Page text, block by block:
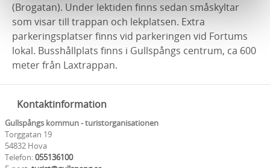
(Brogatan). Under lektiden finns sedan småskyltar
som visar till trappan och lekplatsen. Extra
parkeringsplatser finns vid parkeringen vid Fortums
lokal. Busshållplats finns i Gullspångs centrum, ca 600
meter från Laxtrappan.
Kontaktinformation
Gullspångs kommun - turistorganisationen
Torggatan 19
54832 Hova
Telefon:055136100